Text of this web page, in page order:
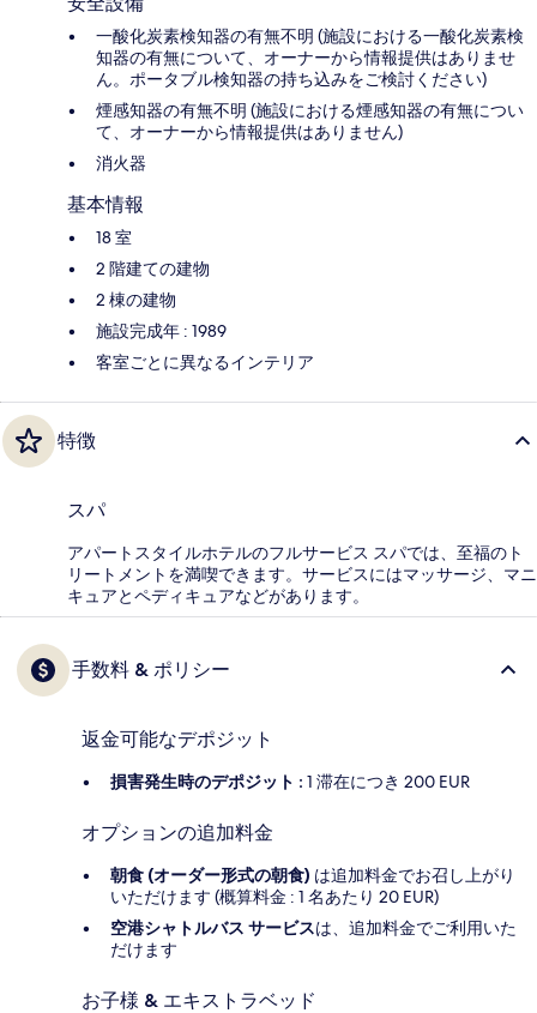
一酸化炭素検知器の有無不明 (施設における一酸化炭素検
知器の有無について、オーナーから情報提供はありませ
ん。ポータブル検知器の持ち込みをご検討ください)
煙感知器の有無不明 (施設における煙感知器の有無につい
て、オーナーから情報提供はありません)
消火器
基本情報
18 室
2 階建ての建物
2 棟の建物
施設完成年 : 1989
客室ごとに異なるインテリア
特徴
スパ
アパートスタイルホテルのフルサービス スパでは、至福のト
リートメントを満喫できます。サービスにはマッサージ、マニ
キュアとペディキュアなどがあります。
手数料 & ポリシー
返金可能なデポジット
損害発生時のデポジット : 1 滞在につき 200 EUR
オプションの追加料金
朝食 (オーダー形式の朝食) は追加料金でお召し上がり
いただけます (概算料金 : 1 名あたり 20 EUR)
空港シャトルバス サービスは、追加料金でご利用いた
だけます
お子様 & エキストラベッド